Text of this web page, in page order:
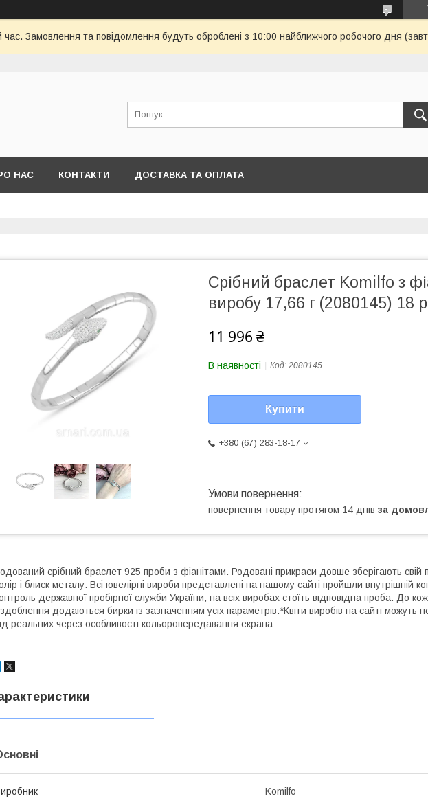
час. Замовлення та повідомлення будуть оброблені з 10:00 найближчого робочого дня
НАС КОНТАКТИ ДОСТАВКА ТА ОПЛАТА
Срібний браслет Komilfo з
виробу 17,66 г (2080145) 18
11 996 ₴
В наявності Код: 2080145
Купити
+380 (67) 283-18-17
повернення товару протягом 14 днів за
срібний браслет 925 проби з фіанітами. Родовані прикраси довше зберігають свій
і блиск металу. Всі ювелірні вироби представлені на нашому сайті пройшли внутрішній
державної пробірної служби України, на всіх виробах стоїть відповідна проба. До
додаються бирки із зазначенням усіх параметрів.*Квіти виробів на сайті можуть
реальних через особливості кольоропередавання екрана
Komilfo